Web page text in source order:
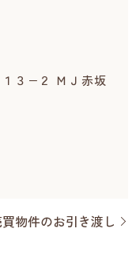
３−２ ＭＪ赤坂
物件のお引き渡し